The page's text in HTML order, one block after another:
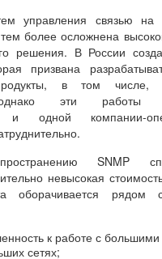
управления связью
более осложнена
решения. В России
призвана
в том числе,
эти работы
и одной компании-
SNMP
невысокая
оборачивается рядом
к работе с
сетях;